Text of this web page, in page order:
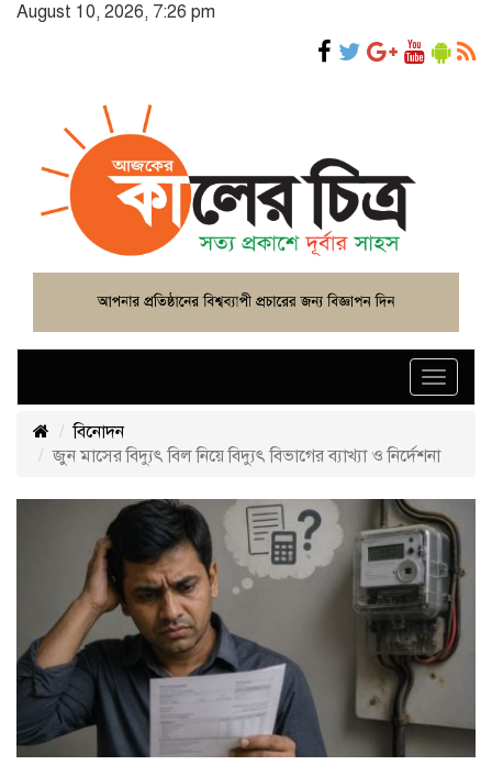
August 10, 2026, 7:26 pm
Toggle
বিনোদন
জুন মাসের বিদ্যুৎ বিল নিয়ে বিদ্যুৎ বিভাগের ব্যাখ্যা ও নির্দেশনা